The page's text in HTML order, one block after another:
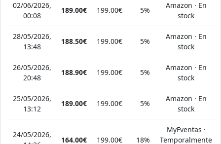
02/06/2026,
00:08
189.00€ 199.00€ 5%
Amazon · En
stock
28/05/2026,
13:48
188.50€ 199.00€ 5%
Amazon · En
stock
26/05/2026,
20:48
188.90€ 199.00€ 5%
Amazon · En
stock
25/05/2026,
13:12
189.00€ 199.00€ 5%
Amazon · En
stock
24/05/2026,
164.00€ 199.00€ 18%
MyFventas ·
Temporalmente